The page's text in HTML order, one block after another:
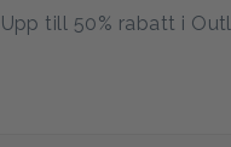
Upp till 50% rabatt i